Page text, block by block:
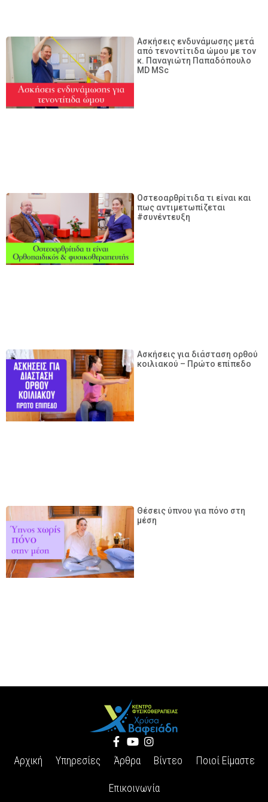
Ασκήσεις ενδυνάμωσης μετά
από τενοντίτιδα ώμου με τον
κ. Παναγιώτη Παπαδόπουλο
MD MSc
Οστεοαρθρίτιδα τι είναι και
πως αντιμετωπίζεται
#συνέντευξη
Ασκήσεις για διάσταση ορθού
κοιλιακού – Πρώτο επίπεδο
Θέσεις ύπνου για πόνο στη
μέση
Αρχική Υπηρεσίες Άρθρα Βίντεο Ποιοί Είμαστε
Επικοινωνία